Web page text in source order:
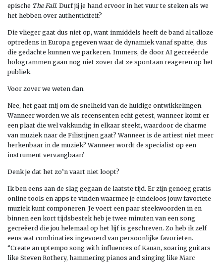
epische The Fall. Durf jij je hand ervoor in het vuur te steken als we
het hebben over authenticiteit?
Die vlieger gaat dus niet op, want inmiddels heeft de band al talloze
optredens in Europa gegeven waar de dynamiek vanaf spatte, dus
die gedachte kunnen we parkeren. Immers, de door AI gecreëerde
hologrammen gaan nog niet zover dat ze spontaan reageren op het
publiek.
Voor zover we weten dan.
Nee, het gaat mij om de snelheid van de huidige ontwikkelingen.
Wanneer worden we als recensenten echt getest, wanneer komt er
een plaat die wel vakkundig in elkaar steekt, waardoor de charme
van muziek naar de Filistijnen gaat? Wanneer is de artiest niet meer
herkenbaar in de muziek? Wanneer wordt de specialist op een
instrument vervangbaar?
Denk je dat het zo’n vaart niet loopt?
Ik ben eens aan de slag gegaan de laatste tijd. Er zijn genoeg gratis
online tools en apps te vinden waarmee je eindeloos jouw favoriete
muziek kunt componeren. Je voert een paar steekwoorden in en
binnen een kort tijdsbestek heb je twee minuten van een song
gecreëerd die jou helemaal op het lijf is geschreven. Zo heb ik zelf
eens wat combinaties ingevoerd van persoonlijke favorieten.
“Create an uptempo song with influences of Kauan, soaring guitars
like Steven Rothery, hammering pianos and singing like Marc